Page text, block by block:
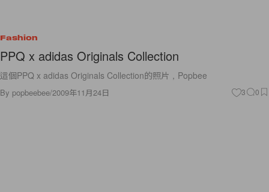
Fashion
PPQ x adidas Originals Collection
這個PPQ x adidas Originals Collection的照片，Popbee
By popbeebee/2009年11月24日 3 0